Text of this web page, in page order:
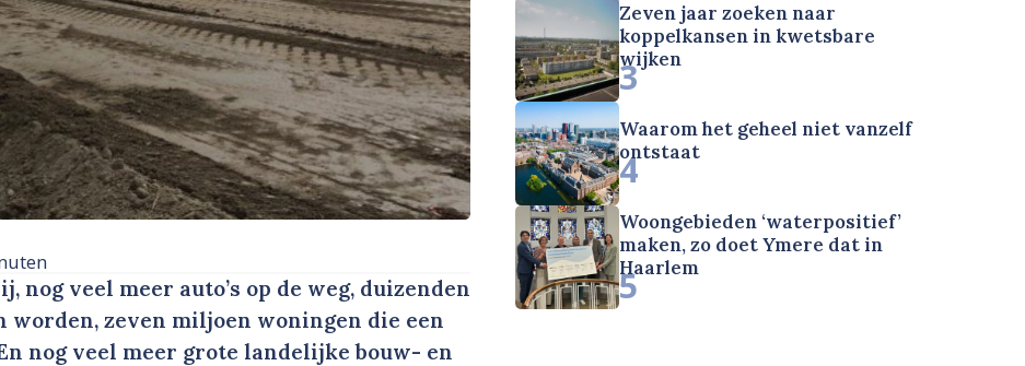
veel meer auto’s op de weg, duizenden
worden, zeven miljoen woningen die een
nog veel meer grote landelijke bouw- en
Zeven jaar zoeken naar
koppelkansen in kwetsbare
wijken
3
Waarom het geheel niet vanzelf
ontstaat
4
Woongebieden ‘waterpositief’
maken, zo doet Ymere dat in
Haarlem
5